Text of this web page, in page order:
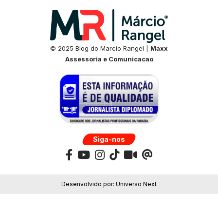
© 2025 Blog do Marcio Rangel | Maxx
Assessoria e Comunicacao
Siga-nos
Desenvolvido por: Universo Next